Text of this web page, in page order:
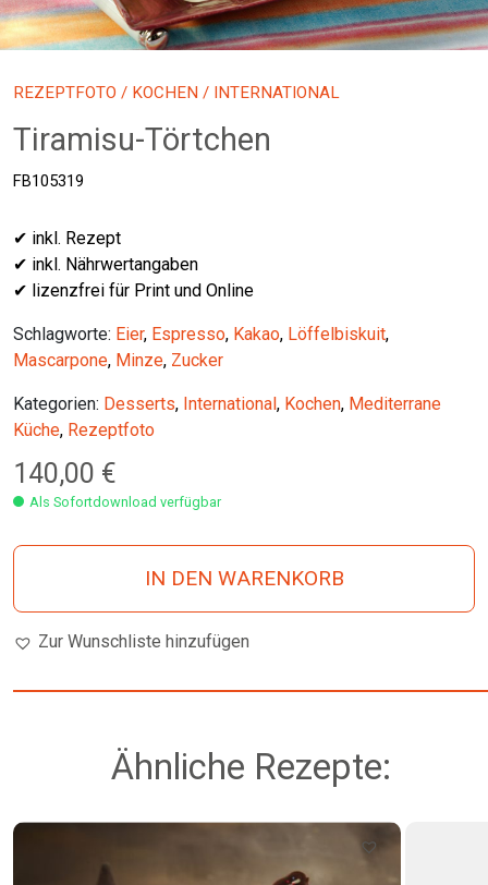
REZEPTFOTO / KOCHEN / INTERNATIONAL
Tiramisu-Törtchen
FB105319
✔ inkl. Rezept
✔ inkl. Nährwertangaben
✔ lizenzfrei für Print und Online
Schlagworte: Eier, Espresso, Kakao, Löffelbiskuit,
Mascarpone, Minze, Zucker
Kategorien: Desserts, International , Kochen, Mediterrane
Küche, Rezeptfoto
140,00 €
Als Sofortdownload verfügbar
IN DEN WARENKORB
Zur Wunschliste hinzufügen
Ähnliche Rezepte: